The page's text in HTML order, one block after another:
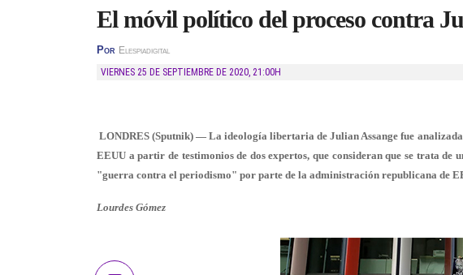
El móvil político del proceso contra
Por Elespiadigital
VIERNES 25 DE SEPTIEMBRE DE 2020, 21:00H
LONDRES (Sputnik) — La ideología libertaria de Julian Assange fue
EEUU a partir de testimonios de dos expertos, que consideran que se trata de
"guerra contra el periodismo" por parte de la administración republicana de
Lourdes Gómez